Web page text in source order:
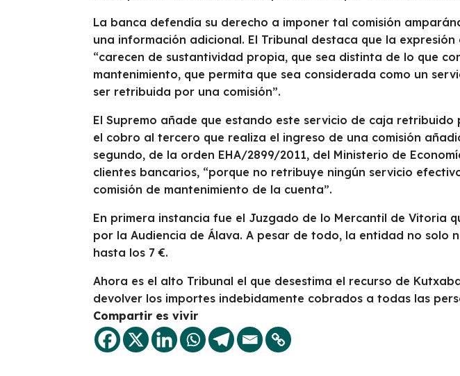
La banca defendía su derecho a imponer tal comisión
una información adicional. El Tribunal destaca que la
“carecen de sustantividad propia, que sea distinta de lo que
mantenimiento, que permita que sea considerada como un
ser retribuida por una comisión”.
El Supremo añade que estando este servicio de caja
el cobro al tercero que realiza el ingreso de una comisión
segundo, de la orden EHA/2899/2011, del Ministerio de
clientes bancarios, “porque no retribuye ningún servicio
comisión de mantenimiento de la cuenta”.
En primera instancia fue el Juzgado de lo Mercantil de Vitoria
por la Audiencia de Álava. A pesar de todo, la entidad no solo
hasta los 7 €.
Ahora es el alto Tribunal el que desestima el recurso de
devolver los importes indebidamente cobrados a todas las
Compartir es vivir